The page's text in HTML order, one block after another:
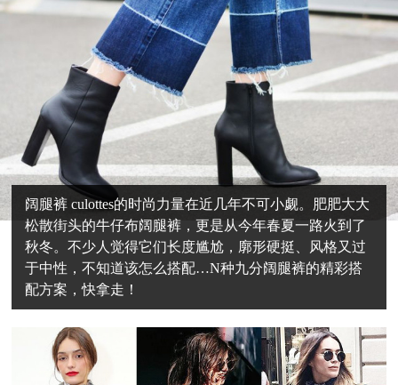
阔腿裤 culottes的时尚力量在近几年不可小觑。肥肥大大
松散街头的牛仔布阔腿裤，更是从今年春夏一路火到了
秋冬。不少人觉得它们长度尴尬，廓形硬挺、风格又过
于中性，不知道该怎么搭配…N种九分阔腿裤的精彩搭
配方案，快拿走！